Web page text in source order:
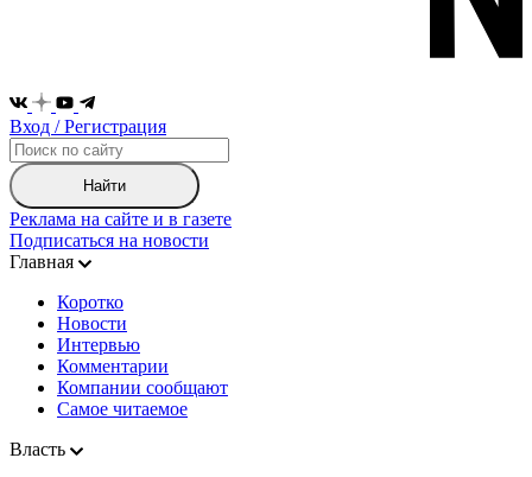
Вход / Регистрация
Найти
Реклама на сайте и в газете
Подписаться на новости
Главная
Коротко
Новости
Интервью
Комментарии
Компании сообщают
Самое читаемое
Власть